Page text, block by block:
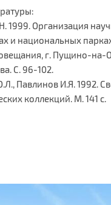
1999. Организация
и национальных
г. Пущино-на-
С. 96-102.
Павлинов И.Я. 1992.
коллекций. М. 141 с.